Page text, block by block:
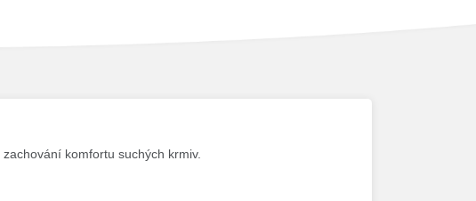
komfortu suchých krmiv.